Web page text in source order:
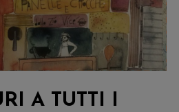
A TUTTI I